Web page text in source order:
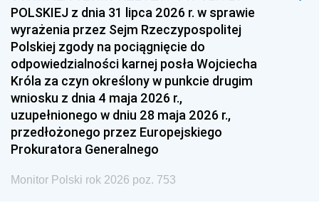
1951 1950 1949
1948 1947
1939 1938 1937
1936 1930
POLSKIEJ z dnia 31 lipca 2026 r. w sprawie
wyrażenia przez Sejm Rzeczypospolitej
Polskiej zgody na pociągnięcie do
odpowiedzialności karnej posła Wojciecha
Króla za czyn określony w punkcie drugim
wniosku z dnia 4 maja 2026 r.,
uzupełnionego w dniu 28 maja 2026 r.,
przedłożonego przez Europejskiego
Prokuratora Generalnego
Monitor Polski rok 2026 poz. 753